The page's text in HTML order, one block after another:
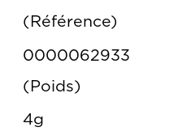
Référence
0000062933
Poids
4g